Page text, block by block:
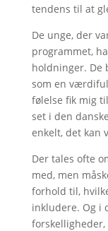
tendens til at
De unge, der
programmet,
holdninger. De
som en
følelse fik mig
set i den
enkelt, det kan
Der tales ofte
med, men
forhold til,
inkludere. Og i